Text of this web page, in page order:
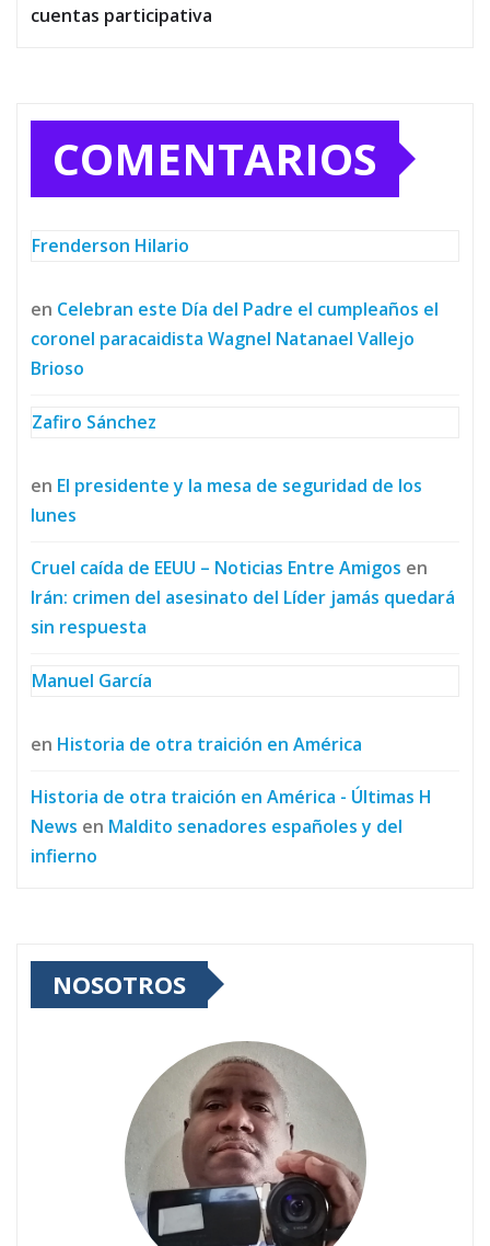
cuentas participativa
COMENTARIOS
Frenderson Hilario
en Celebran este Día del Padre el cumpleaños el
coronel paracaidista Wagnel Natanael Vallejo
Brioso
Zafiro Sánchez
en El presidente y la mesa de seguridad de los
lunes
Cruel caída de EEUU – Noticias Entre Amigos en
Irán: crimen del asesinato del Líder jamás quedará
sin respuesta
Manuel García
en Historia de otra traición en América
Historia de otra traición en América - Últimas H
News en Maldito senadores españoles y del
infierno
NOSOTROS